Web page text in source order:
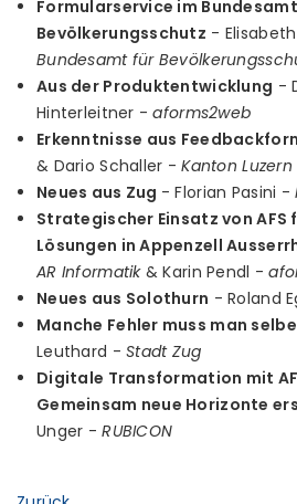
Formularservice im
Bevölkerungsschutz -
Bundesamt für
Aus der Produktentwicklung -
Hinterleitner -aforms2web
Erkenntnisse aus
& Dario Schaller -Kanton Luzern
Neues aus Zug - Florian Pasini -
Strategischer Einsatz von
Lösungen in Appenzell
AR Informatik& Karin Pendl -
Neues aus Solothurn - Roland
Manche Fehler muss man
Leuthard -Stadt Zug
Digitale Transformation mit
Gemeinsam neue Horizonte
Unger -RUBICON